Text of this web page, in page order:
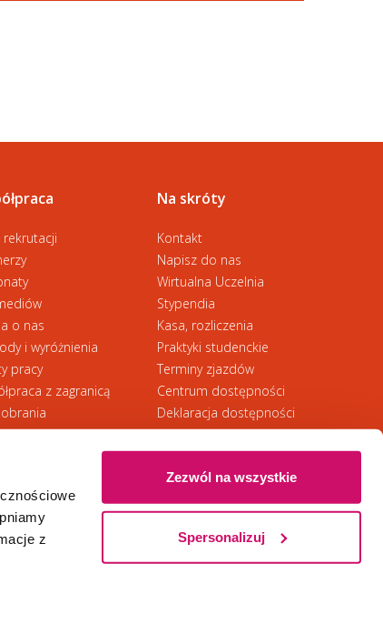
z
Zezwól na wszystkie
Spersonalizuj
zapłaty (32 KB)
rekrutacji
o nas
i wyróżnienia
pracy
z zagranicą
Na skróty
Kontakt
Napisz do nas
Wirtualna Uczelnia
Stypendia
Kasa, rozliczenia
Praktyki studenckie
Terminy zjazdów
Centrum dostępności
Deklaracja dostępności
RODO
Ⓒ 2026 Akademia WSBWSB University